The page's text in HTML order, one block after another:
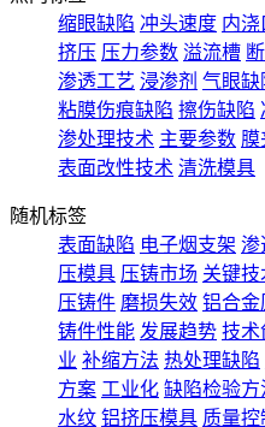
缩眼缺陷 冲头速度 内浇
挤压 压力参数 溢流槽
渗透工艺 浸渗剂 气眼缺
粘膜伤痕缺陷 擦伤缺陷
渗处理技术 主要参数 膜
表面改性技术 清洗模具
随机标签
表面缺陷 电子烟支架 渗
压模具 压铸市场 关键技
压铸件 磨损失效 铝合金
铸件性能 发展趋势 技术
业 补缩方法 热处理缺陷
方案 工业化 缺陷检验方
水纹 铝挤压模具 质量控